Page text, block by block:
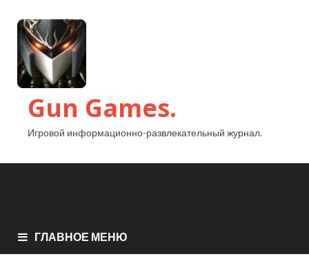
Gun Games.
Игровой информационно-развлекательный журнал.
ГЛАВНОЕ МЕНЮ